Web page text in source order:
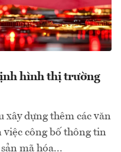
hình thị trường
xây dựng thêm các văn
việc công bố thông tin
mã hóa...